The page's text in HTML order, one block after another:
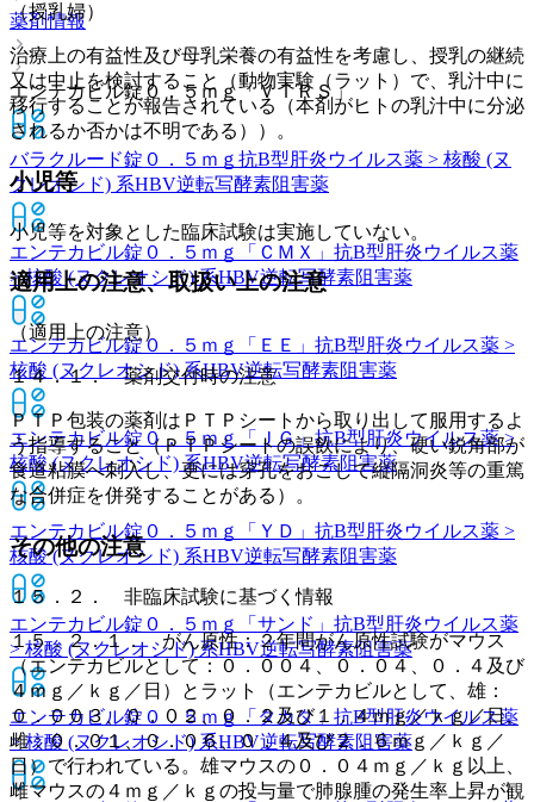
薬剤情報
エンテカビル錠０．５ｍｇ「ＶＴＲＳ」
バラクルード錠０．５ｍｇ 抗B型肝炎ウイルス薬 > 核酸 (ヌ
クレオシド) 系HBV逆転写酵素阻害薬
エンテカビル錠０．５ｍｇ「ＣＭＸ」 抗B型肝炎ウイルス薬
> 核酸 (ヌクレオシド) 系HBV逆転写酵素阻害薬
エンテカビル錠０．５ｍｇ「ＥＥ」 抗B型肝炎ウイルス薬 >
核酸 (ヌクレオシド) 系HBV逆転写酵素阻害薬
エンテカビル錠０．５ｍｇ「ＪＧ」抗B型肝炎ウイルス薬 >
核酸 (ヌクレオシド) 系HBV逆転写酵素阻害薬
エンテカビル錠０．５ｍｇ「ＹＤ」 抗B型肝炎ウイルス薬 >
核酸 (ヌクレオシド) 系HBV逆転写酵素阻害薬
エンテカビル錠０．５ｍｇ「サンド」 抗B型肝炎ウイルス薬
> 核酸 (ヌクレオシド) 系HBV逆転写酵素阻害薬
エンテカビル錠０．５ｍｇ「タカタ」 抗B型肝炎ウイルス薬
> 核酸 (ヌクレオシド) 系HBV逆転写酵素阻害薬
（授乳婦）
治療上の有益性及び母乳栄養の有益性を考慮し、授乳の継続
又は中止を検討すること（動物実験（ラット）で、乳汁中に
移行することが報告されている（本剤がヒトの乳汁中に分泌
されるか否かは不明である））。
小児等
小児等を対象とした臨床試験は実施していない。
適用上の注意、取扱い上の注意
（適用上の注意）
１４．１． 薬剤交付時の注意
ＰＴＰ包装の薬剤はＰＴＰシートから取り出して服用するよ
う指導すること（ＰＴＰシートの誤飲により、硬い鋭角部が
食道粘膜へ刺入し、更には穿孔をおこして縦隔洞炎等の重篤
な合併症を併発することがある）。
その他の注意
１５．２． 非臨床試験に基づく情報
１５．２．１． がん原性：２年間がん原性試験がマウス
（エンテカビルとして：０．００４、０．０４、０．４及び
４ｍｇ／ｋｇ／日）とラット（エンテカビルとして、雄：
０．００３、０．０２、０．２及び１．４ｍｇ／ｋｇ／日、
雌：０．０１、０．０６、０．４及び２．６ｍｇ／ｋｇ／
日）で行われている。雄マウスの０．０４ｍｇ／ｋｇ以上、
雌マウスの４ｍｇ／ｋｇの投与量で肺腺腫の発生率上昇が観